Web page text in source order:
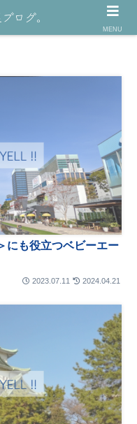
にも役立つベビーエー
2023.07.11 2024.04.21
MENU